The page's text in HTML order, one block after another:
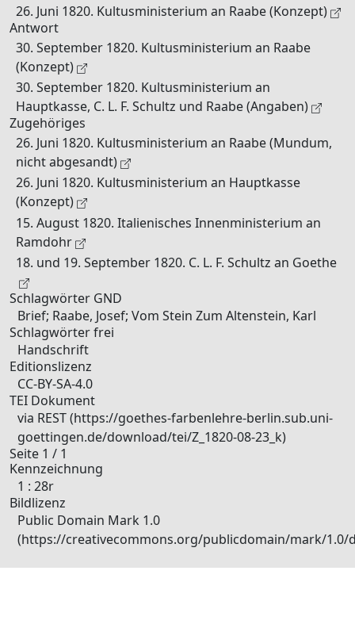
26. Juni 1820. Kultusministerium an Raabe (Konzept)
Antwort
30. September 1820. Kultusministerium an Raabe
(Konzept)
30. September 1820. Kultusministerium an
Hauptkasse, C. L. F. Schultz und Raabe (Angaben)
Zugehöriges
26. Juni 1820. Kultusministerium an Raabe (Mundum,
nicht abgesandt)
26. Juni 1820. Kultusministerium an Hauptkasse
(Konzept)
15. August 1820. Italienisches Innenministerium an
Ramdohr
18. und 19. September 1820. C. L. F. Schultz an Goethe
Schlagwörter GND
Brief; Raabe, Josef; Vom Stein Zum Altenstein, Karl
Schlagwörter frei
Handschrift
Editionslizenz
CC-BY-SA-4.0
TEI Dokument
via REST (https://goethes-farbenlehre-berlin.sub.uni-
goettingen.de/download/tei/Z_1820-08-23_k)
Seite 1 / 1
Kennzeichnung
1 : 28r
Bildlizenz
Public Domain Mark 1.0
(https://creativecommons.org/publicdomain/mark/1.0/